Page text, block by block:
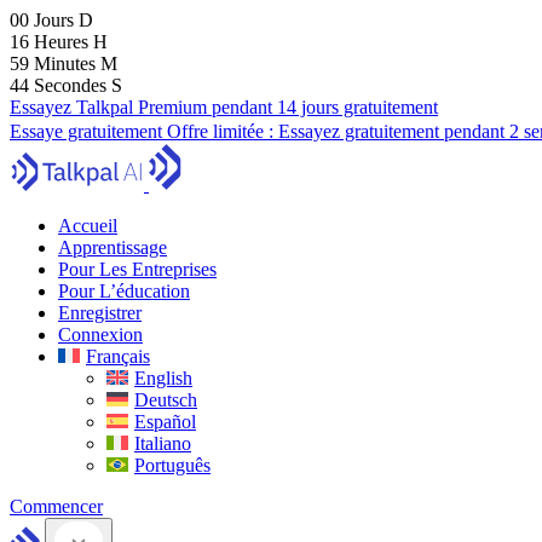
00 Jours D
16 Heures H
59 Minutes M
43 Secondes S
Essayez Talkpal Premium pendant 14 jours gratuitement
Essaye gratuitement Offre limitée : Essayez gratuitement pendant 2
Accueil
Apprentissage
Pour Les Entreprises
Pour L’éducation
Enregistrer
Connexion
Français
English
Deutsch
Español
Italiano
Português
Commencer